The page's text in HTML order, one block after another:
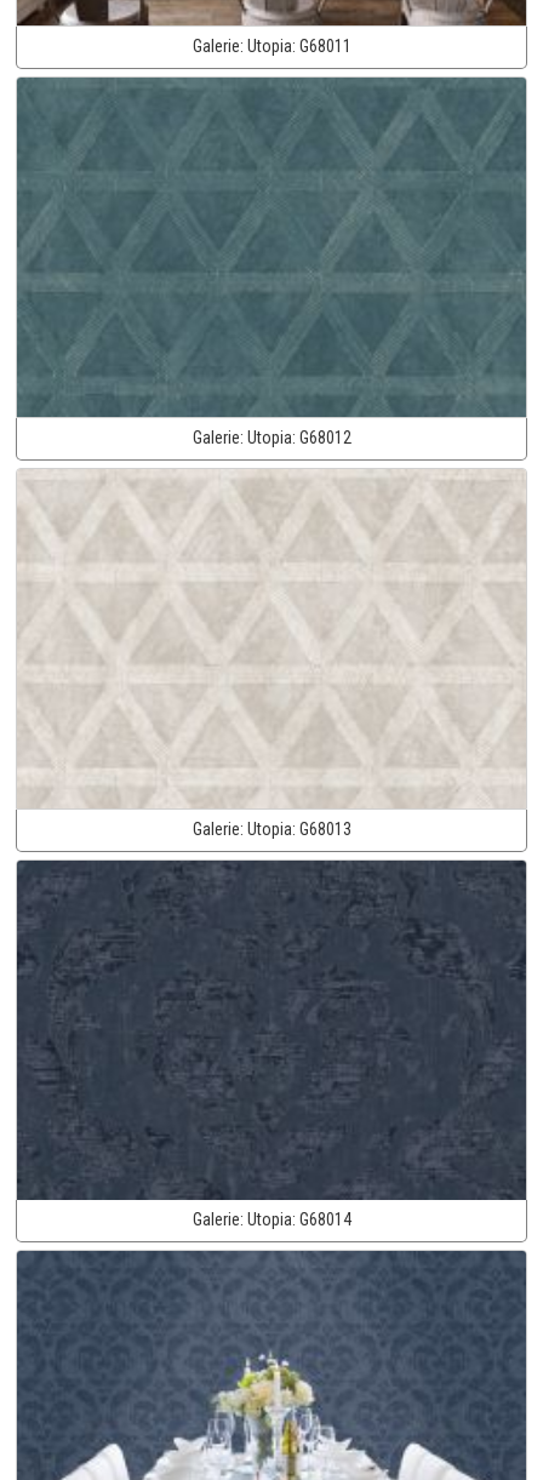
Galerie: Utopia: G68011
Galerie: Utopia: G68012
Galerie: Utopia: G68013
Galerie: Utopia: G68014